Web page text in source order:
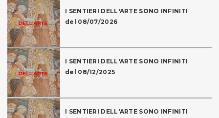
I SENTIERI DELL'ARTE SONO INFINITI
del 08/07/2026
I SENTIERI DELL'ARTE SONO INFINITI
del 08/12/2025
I SENTIERI DELL'ARTE SONO INFINITI